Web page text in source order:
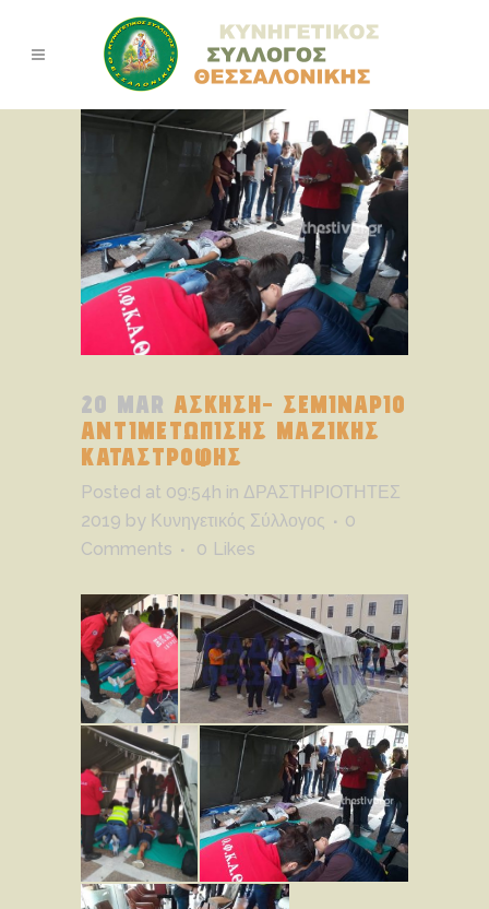
20 MAR ΑΣΚΗΣΗ- ΣΕΜΙΝΑΡΙΟ
ΑΝΤΙΜΕΤΩΠΙΣΗΣ ΜΑΖΙΚΗΣ
ΚΑΤΑΣΤΡΟΦΗΣ
Posted at 09:54h in ΔΡΑΣΤΗΡΙΟΤΗΤΕΣ
2019 by Κυνηγετικός Σύλλογος
0
Comments
0 Likes